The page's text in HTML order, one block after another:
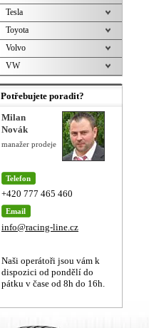
Tesla
Toyota
Volvo
VW
Potřebujete poradit?
Milan
Novák
manažer prodeje
Telefon
+420 777 465 460
Email
info@racing-line.cz
Naši operátoři jsou vám k
dispozici od pondělí do
pátku v čase od 8h do 16h.